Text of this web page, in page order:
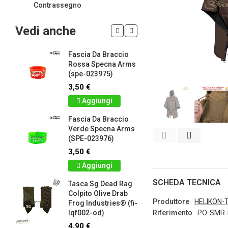
SCHEDA TECNICA
Produttore
HELIKON-
Riferimento
PO-
Contrassegno
Vedi anche
Fascia Da Braccio
Rossa Specna Arms
(spe-023975)
3,50 €
Aggiungi
Fascia Da Braccio
Verde Specna Arms
(SPE-023976)
3,50 €
Aggiungi
Tasca Sg Dead Rag
Colpito Olive Drab
Frog Industries® (fi-
lqf002-od)
4,90 €
LIMITED
patch
5,00 €
2,90 €
Dettagli